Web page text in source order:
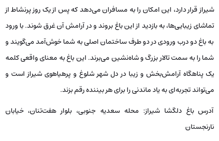
شیراز قرار دارد، این امکان را به مسافران می‌دهد که پس از یک روز پرنشاط از
تماشای زیبایی‌ها، به بازدید از این باغ بروند و در آرامش آن غرق شوند. با ورود
به باغ دو درب ورودی در دو طرف ساختمان اصلی به شما خوش‌آمد می‌گویند و
شما را به سمت تالار بزرگ و شاه‌نشین می‌برند. این باغ به معنای واقعی کلمه
یک پناهگاه آرامش‌بخش و زیبا در دل شهر شلوغ و پرهیاهوی شیراز است و
می‌تواند تجربه‌ای به یاد ماندنی را برای هر بیننده رقم بزند.
آدرس باغ دلگشا شیراز: محله سعدیه جنوبی، بلوار هفت‌تنان، خیابان
نارنجستان